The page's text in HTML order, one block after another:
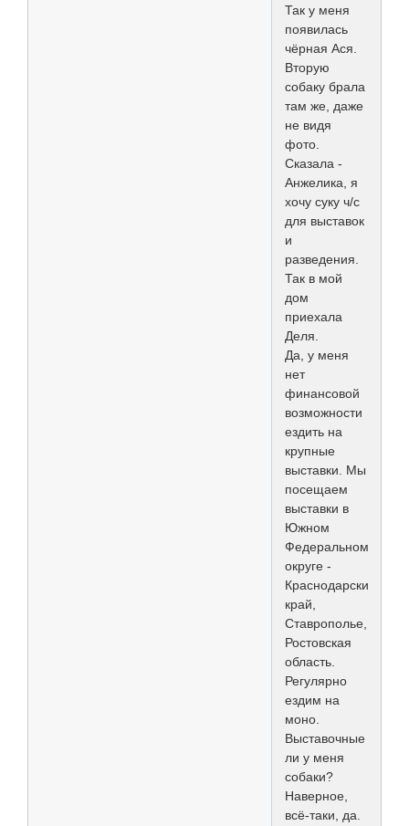
Так у меня
появилась
чёрная Ася.
Вторую
собаку брала
там же, даже
не видя
фото.
Сказала -
Анжелика, я
хочу суку ч/с
для выставок
и
разведения.
Так в мой
дом
приехала
Деля.
Да, у меня
нет
финансовой
возможности
ездить на
крупные
выставки. Мы
посещаем
выставки в
Южном
Федеральном
округе -
Краснодарский
край,
Ставрополье,
Ростовская
область.
Регулярно
ездим на
моно.
Выставочные
ли у меня
собаки?
Наверное,
всё-таки, да.